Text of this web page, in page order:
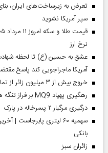
تعرض به زیرساخت‌های ایران،
سپر آمریکا نشوید
نرخ ارز
عشق به حسین (ع) تا لحظه
آمریکا ماجراجویی کند پاسخ
خروج بیش از ۳ میلیون زائر از تمام مرز‌های کشور
رهگیری پهپاد MQ9 بر فراز تنگه هرمز
درگیری مرگبار ۲ پسرخاله در پارک
سهمیه ۶۰ لیتری
بانکی
‌زائران سبز